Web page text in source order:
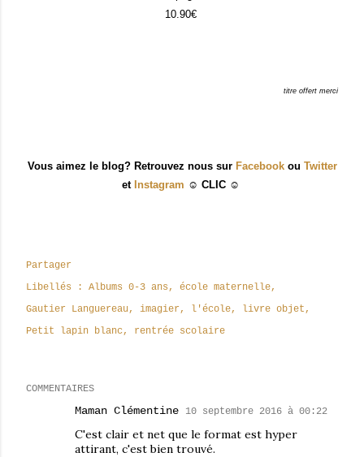
10.90€
titre offert merci
Vous aimez le blog? Retrouvez nous sur Facebookou Twitter
et Instagram ☺ CLIC ☺
Partager
Libellés :
Albums 0-3 ans
école maternelle
Gautier Languereau
imagier l'école
livre objet
Petit lapin blanc
rentrée scolaire
COMMENTAIRES
Maman Clémentine 10 septembre 2016 à 00:22
C'est clair et net que le format est hyper
attirant, c'est bien trouvé.